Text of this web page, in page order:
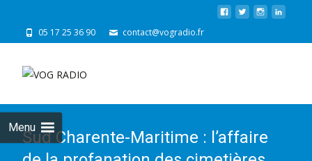
05 17 25 36 90 contact@vogradio.fr
Menu
Sud Charente-Maritime : l’affaire